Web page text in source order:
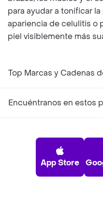
para ayudar a tonificar
apariencia de celulitis o
piel visiblemente más
Top Marcas y Cadenas
Encuéntranos en estos
App Store